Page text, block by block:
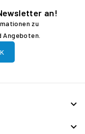
an!
zu
Angeboten.

